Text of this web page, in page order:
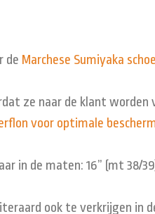
de Marchese Sumiyaka
ze naar de klant
voor optimale
in de maten: 16” (mt 38/
ook te verkrijgen